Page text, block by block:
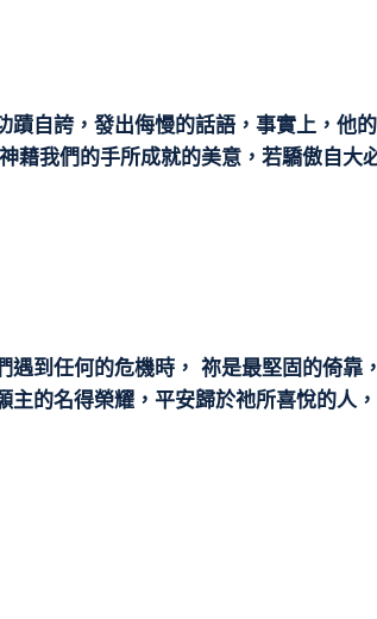
自誇，發出侮慢的話語，事實上，他
我們的手所成就的美意，若驕傲自大
到任何的危機時， 祢是最堅固的倚
的名得榮耀，平安歸於祂所喜悅的人